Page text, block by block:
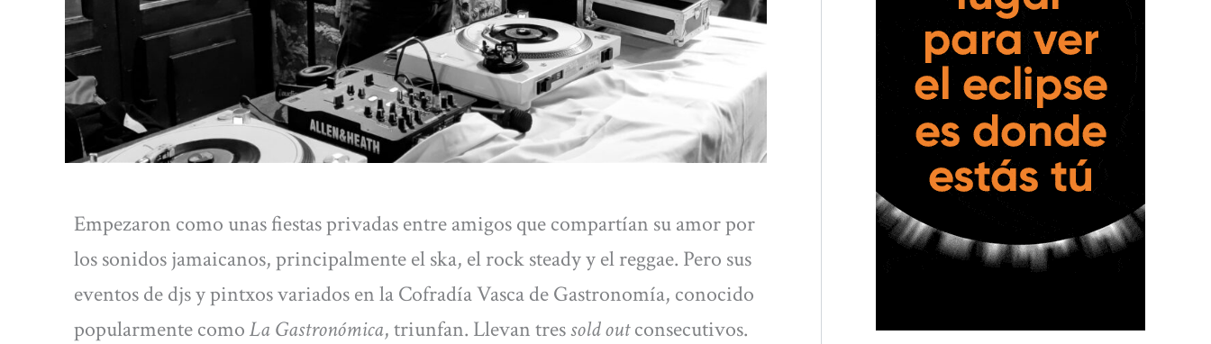
Empezaron como unas fiestas privadas entre amigos que compartían su amor por
los sonidos jamaicanos, principalmente el ska, el rock steady y el reggae. Pero sus
eventos de djs y pintxos variados en la Cofradía Vasca de Gastronomía, conocido
popularmente comoLa Gastronómica, triunfan. Llevan tressold outconsecutivos.